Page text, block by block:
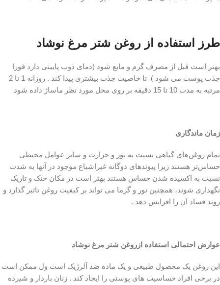
طرز استفاده از روغن شتر مرغ نوشاد
بهتر است قبل از مصرف گرم و مایع شود (دمای ذوب پایینی دارد فورا
جذب پوست می شود ) تا خاصیت جذب بیشتری پیدا کند . روزانه 1 تا 2
مرتبه به مدت 10 تا 15 دقیقه بر روی محل مورد نظر ماساژ داده شود
زمان ماندگاری
تمام روغن‌های گیاهی نسبت به نور و حرارت و سایر عوامل محیطی
حساس‌تر هستند زیرا پیوندهای دوگانه غیراشباع موجود در آنها به شدت
نسبت به اکسیده شدن حساس هستند بهتر است در مکان خنک و تاریک
نگهداری شوند، همچنین نور و گرما می تواند بر کیفیت روغن تاثیر گذارد و
روند فساد آن را افزایش دهد .
عوارض احتمالی استفاده ازروغن شتر مرغ نوشاد
این روغن یک محصول طبیعی و یک ماده ضد آلرژیک است ول ممکن است
در برخی افراد حساسیت های پوستی را ایجاد کند . زنان باردار و شیرده